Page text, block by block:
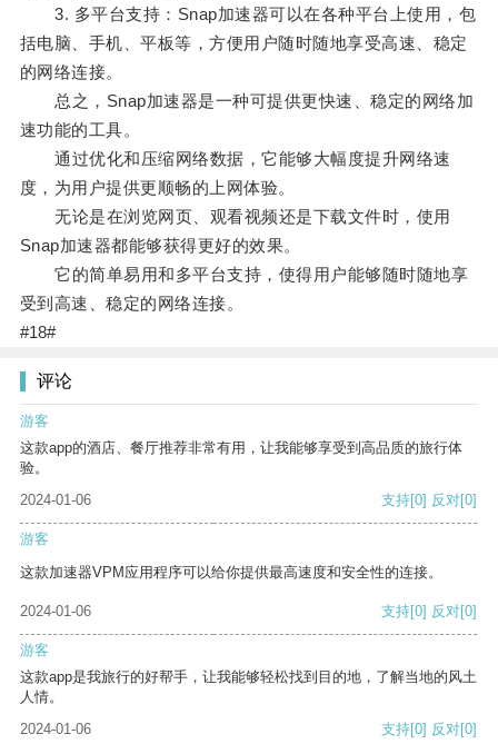
3. 多平台支持：Snap加速器可以在各种平台上使用，包
括电脑、手机、平板等，方便用户随时随地享受高速、稳定
的网络连接。
总之，Snap加速器是一种可提供更快速、稳定的网络加
速功能的工具。
通过优化和压缩网络数据，它能够大幅度提升网络速
度，为用户提供更顺畅的上网体验。
无论是在浏览网页、观看视频还是下载文件时，使用
Snap加速器都能够获得更好的效果。
它的简单易用和多平台支持，使得用户能够随时随地享
受到高速、稳定的网络连接。
#18#
评论
游客
这款app的酒店、餐厅推荐非常有用，让我能够享受到高品质的旅行体
验。
2024-01-06
支持[0] 反对[0]
游客
这款加速器VPM应用程序可以给你提供最高速度和安全性的连接。
2024-01-06 支持[0] 反对[0]
游客
这款app是我旅行的好帮手，让我能够轻松找到目的地，了解当地的风土
人情。
2024-01-06
支持[0] 反对[0]